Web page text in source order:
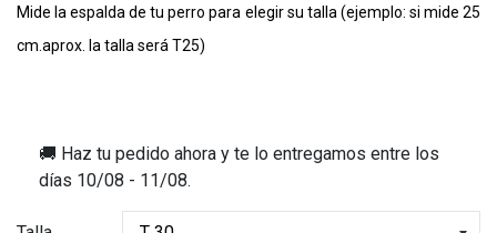
Mide la espalda de tu perro para elegir su talla (ejemplo: si mide 25
cm.aprox. la talla será T25)
🚚 Haz tu pedido ahora y te lo entregamos entre los
días 10/08 - 11/08.